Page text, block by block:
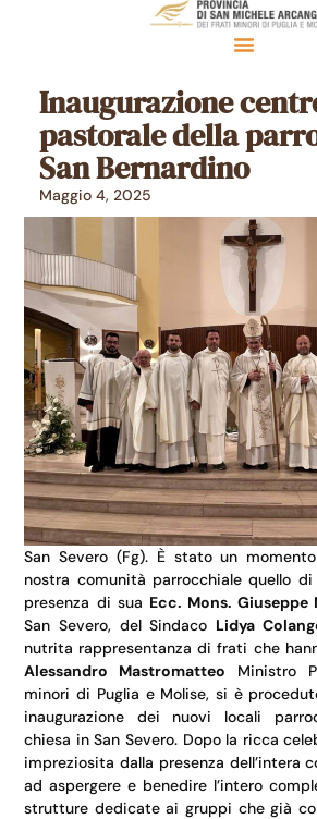
Inaugurazione
pastorale della
San Bernardino
Maggio 4, 2025
San Severo (Fg). È stato un
nostra comunità parrocchiale quello
presenza di sua Ecc. Mons. Giuseppe
San Severo, del Sindaco Lidya
nutrita rappresentanza di frati che
Alessandro Mastromatteo Ministro
minori di Puglia e Molise, si è
inaugurazione dei nuovi locali
chiesa in San Severo. Dopo la ricca
impreziosita dalla presenza dell’intera
ad aspergere e benedire l’intero
strutture dedicate ai gruppi che già